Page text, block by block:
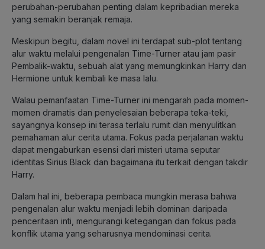
perubahan-perubahan penting dalam kepribadian mereka
yang semakin beranjak remaja.
Meskipun begitu, dalam novel ini terdapat sub-plot tentang
alur waktu melalui pengenalan Time-Turner atau jam pasir
Pembalik-waktu, sebuah alat yang memungkinkan Harry dan
Hermione untuk kembali ke masa lalu.
Walau pemanfaatan Time-Turner ini mengarah pada momen-
momen dramatis dan penyelesaian beberapa teka-teki,
sayangnya konsep ini terasa terlalu rumit dan menyulitkan
pemahaman alur cerita utama. Fokus pada perjalanan waktu
dapat mengaburkan esensi dari misteri utama seputar
identitas Sirius Black dan bagaimana itu terkait dengan takdir
Harry.
Dalam hal ini, beberapa pembaca mungkin merasa bahwa
pengenalan alur waktu menjadi lebih dominan daripada
penceritaan inti, mengurangi ketegangan dan fokus pada
konflik utama yang seharusnya mendominasi cerita.